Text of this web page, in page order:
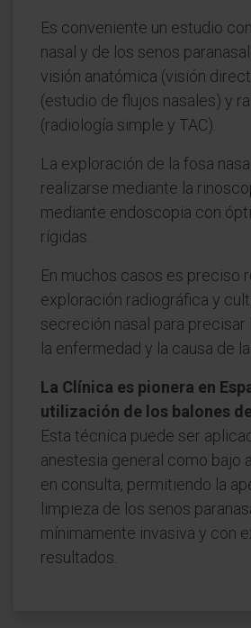
Es conveniente un estudio
nasal y de los senos
visión anatómica (visión
(estudio de flujos nasales) y
(radiología simple y TAC).
La exploración de la fosa
realizarse mediante la
mediante endoscopia con
rígidas.
En muchos casos es preciso
exploración radiográfica y
secreción nasal para precisar
la enfermedad y la causa de
La Clínica es pionera en
utilización de los balones
Esta técnica puede ser
anestesia general como bajo
en consulta, permitiendo la
limpieza de los senos
mínimamente invasiva y con
resultados.